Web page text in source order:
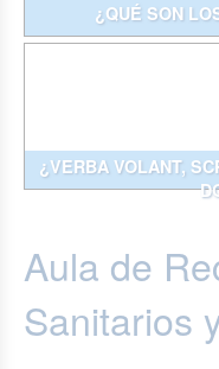
¿QUÉ SON
¿VERBA VOLANT,
Aula de
Sanitarios